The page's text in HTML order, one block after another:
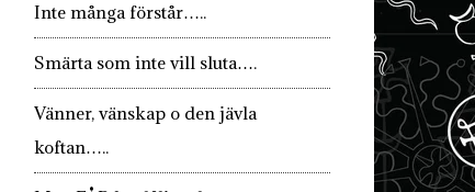
Inte många förstår…..
Smärta som inte vill sluta….
Vänner, vänskap o den jävla
koftan…..